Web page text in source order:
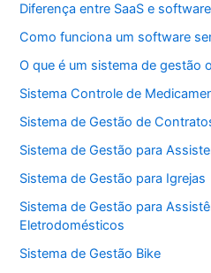
Diferença entre SaaS e
Como funciona um software
O que é um sistema de gestão
Sistema Controle de
Sistema de Gestão de
Sistema de Gestão para
Sistema de Gestão para Igrejas
Sistema de Gestão para
Eletrodomésticos
Sistema de Gestão Bike